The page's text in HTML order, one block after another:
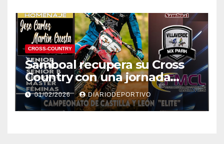
CROSS-COUNTRY
Samboal recupera su Cross
Country con una jornada
épica bajo la lluvia
01/02/2026 DIARIODEPORTIVO